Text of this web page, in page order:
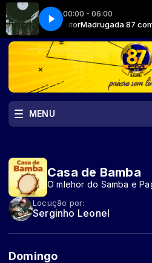
00:00 - 06:00
sem LocutorMadrugada 87 com
MENU
Casa de Bamba
O mlehor do Samba e
Locução por:
Serginho Leonel
Domingo